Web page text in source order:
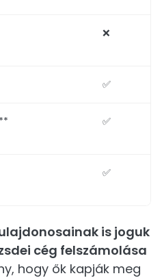
❌
✅
✅
✅
is joguk
cég felszámolása
hogy ők kapják meg